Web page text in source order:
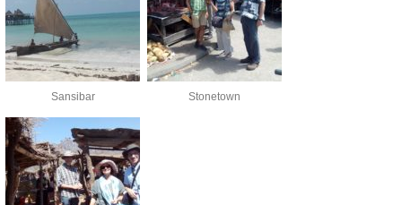
Sansibar Stonetown